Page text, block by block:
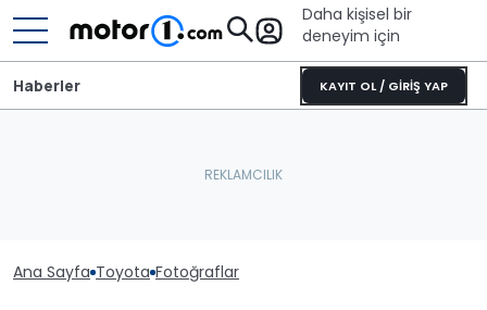
Daha kişisel bir
deneyim için
KAYIT OL / GİRİŞ YAP
Haberler
Ana Sayfa Toyota Fotoğraflar